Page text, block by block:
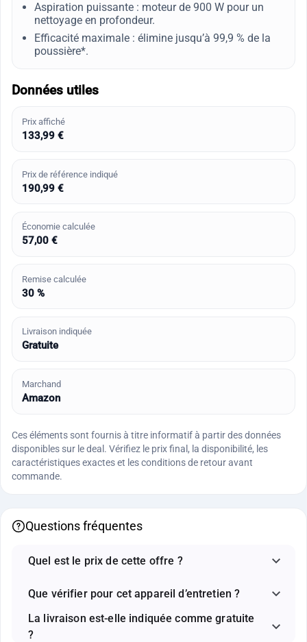
Aspiration puissante : moteur de 900 W pour un
nettoyage en profondeur.
Efficacité maximale : élimine jusqu’à 99,9 % de la
poussière*.
Données utiles
Prix affiché
133,99 €
Prix de référence indiqué
190,99 €
Économie calculée
57,00 €
Remise calculée
30 %
Livraison indiquée
Gratuite
Marchand
Amazon
Ces éléments sont fournis à titre informatif à partir des données
disponibles sur le deal. Vérifiez le prix final, la disponibilité, les
caractéristiques exactes et les conditions de retour avant
commande.
Questions fréquentes
Quel est le prix de cette offre ?
Que vérifier pour cet appareil d’entretien ?
La livraison est-elle indiquée comme gratuite
?